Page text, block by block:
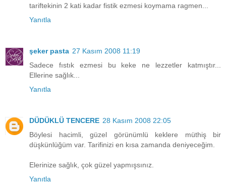
tariftekinin 2 kati kadar fistik ezmesi koymama ragmen...
Yanıtla
şeker pasta 27 Kasım 2008 11:19
Sadece fıstık ezmesi bu keke ne lezzetler katmıştır...
Ellerine sağlık...
Yanıtla
DÜDÜKLÜ TENCERE 28 Kasım 2008 22:05
Böylesi hacimli, güzel görünümlü keklere müthiş bir
düşkünlüğüm var. Tarifinizi en kısa zamanda deniyeceğim.
Elerinize sağlık, çok güzel yapmışsınız.
Yanıtla